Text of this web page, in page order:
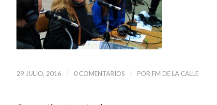
29 JULIO, 2016 / 0 COMENTARIOS / POR FM DE LA CALLE